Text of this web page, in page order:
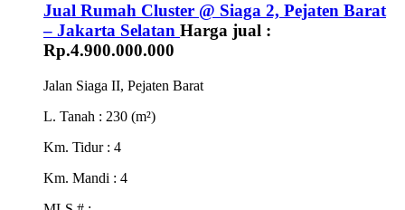
Jual Rumah Cluster @ Siaga 2, Pejaten Barat
– Jakarta Selatan Harga jual :
Rp.4.900.000.000
Jalan Siaga II, Pejaten Barat
L. Tanah : 230 (m²)
Km. Tidur : 4
Km. Mandi : 4